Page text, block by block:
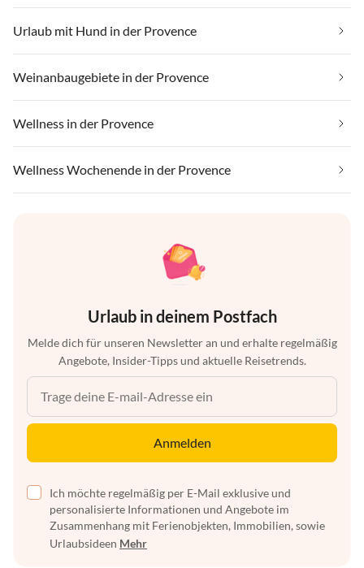
Urlaub mit Hund in der Provence
Weinanbaugebiete in der Provence
Wellness in der Provence
Wellness Wochenende in der Provence
Urlaub in deinem Postfach
Melde dich für unseren Newsletter an und erhalte regelmäßig
Angebote, Insider-Tipps und aktuelle Reisetrends.
Anmelden
Ich möchte regelmäßig per E-Mail exklusive und
personalisierte Informationen und Angebote im
Zusammenhang mit Ferienobjekten, Immobilien, sowie
Urlaubsideen Mehr